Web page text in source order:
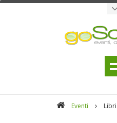
Eventi Libri